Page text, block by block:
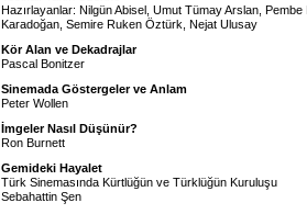
Hazırlayanlar: Nilgün Abisel Umut Tümay Arslan Pembe
Karadoğan Semire Ruken Öztürk Nejat Ulusay
Kör Alan ve Dekadrajlar
Pascal Bonitzer
Sinemada Göstergeler ve Anlam
Peter Wollen
İmgeler Nasıl Düşünür?
Ron Burnett
Gemideki Hayalet
Türk Sinemasında Kürtlüğün ve Türklüğün Kuruluşu
Sebahattin Şen